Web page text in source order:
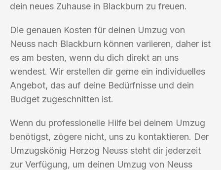
dein neues Zuhause in Blackburn zu freuen.
Die genauen Kosten für deinen Umzug von
Neuss nach Blackburn können variieren, daher ist
es am besten, wenn du dich direkt an uns
wendest. Wir erstellen dir gerne ein individuelles
Angebot, das auf deine Bedürfnisse und dein
Budget zugeschnitten ist.
Wenn du professionelle Hilfe bei deinem Umzug
benötigst, zögere nicht, uns zu kontaktieren. Der
Umzugskönig Herzog Neuss steht dir jederzeit
zur Verfügung, um deinen Umzug von Neuss